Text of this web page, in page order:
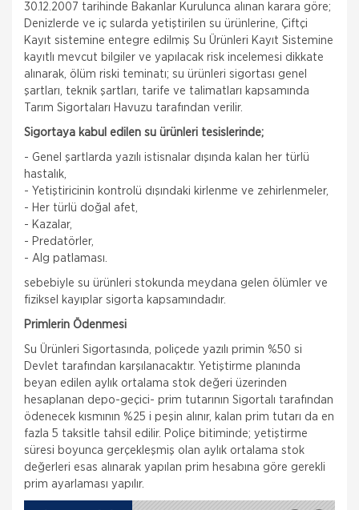
30.12.2007 tarihinde Bakanlar Kurulunca alınan karara göre;
Denizlerde ve iç sularda yetiştirilen su ürünlerine, Çiftçi
Kayıt sistemine entegre edilmiş Su Ürünleri Kayıt Sistemine
kayıtlı mevcut bilgiler ve yapılacak risk incelemesi dikkate
alınarak, ölüm riski teminatı; su ürünleri sigortası genel
şartları, teknik şartları, tarife ve talimatları kapsamında
Tarım Sigortaları Havuzu tarafından verilir.
Sigortaya kabul edilen su ürünleri tesislerinde;
- Genel şartlarda yazılı istisnalar dışında kalan her türlü
hastalık,
- Yetiştiricinin kontrolü dışındaki kirlenme ve zehirlenmeler,
- Her türlü doğal afet,
- Kazalar,
- Predatörler,
- Alg patlaması.
sebebiyle su ürünleri stokunda meydana gelen ölümler ve
fiziksel kayıplar sigorta kapsamındadır.
Primlerin Ödenmesi
Su Ürünleri Sigortasında, poliçede yazılı primin %50 si
Devlet tarafından karşılanacaktır. Yetiştirme planında
beyan edilen aylık ortalama stok değeri üzerinden
hesaplanan depo-geçici- prim tutarının Sigortalı tarafından
ödenecek kısmının %25 i peşin alınır, kalan prim tutarı da en
fazla 5 taksitle tahsil edilir. Poliçe bitiminde; yetiştirme
süresi boyunca gerçekleşmiş olan aylık ortalama stok
değerleri esas alınarak yapılan prim hesabına göre gerekli
prim ayarlaması yapılır.
Doğa Sigorta
Trafik Sigortası
Trafik Sigortası’nın kapsamında; sigortacı, poliçede
tanımlanan motorlu aracın işletilmesi sırasında, bir
kimsenin ölümüne veya yaralanmasına veya bir
şeyin zara
Doğa Sigorta
İş Yeri Sigortası